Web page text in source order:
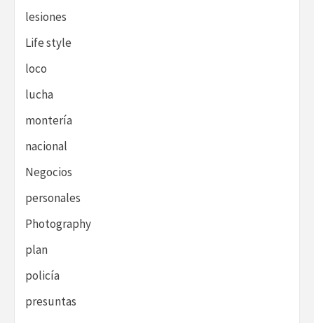
lesiones
Life style
loco
lucha
montería
nacional
Negocios
personales
Photography
plan
policía
presuntas